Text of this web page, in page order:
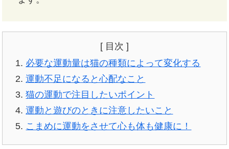
[ 目次 ]
必要な運動量は猫の種類によって変化する
運動不足になると心配なこと
猫の運動で注目したいポイント
運動と遊びのときに注意したいこと
こまめに運動をさせて心も体も健康に！